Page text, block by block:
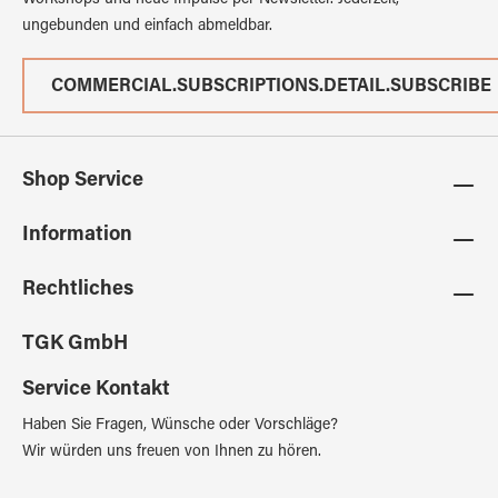
ungebunden und einfach abmeldbar.
COMMERCIAL.SUBSCRIPTIONS.DETAIL.SUBSCRIBE
Shop Service
Information
Rechtliches
TGK GmbH
Service Kontakt
Haben Sie Fragen, Wünsche oder Vorschläge?
Wir würden uns freuen von Ihnen zu hören.